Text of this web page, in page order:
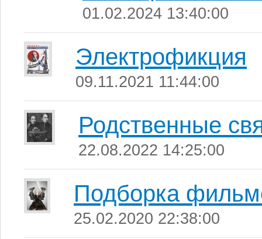
01.02.2024 13:40:00
Электрофикция
09.11.2021 11:44:00
Родственные
22.08.2022 14:25:00
Подборка
25.02.2020 22:38:00